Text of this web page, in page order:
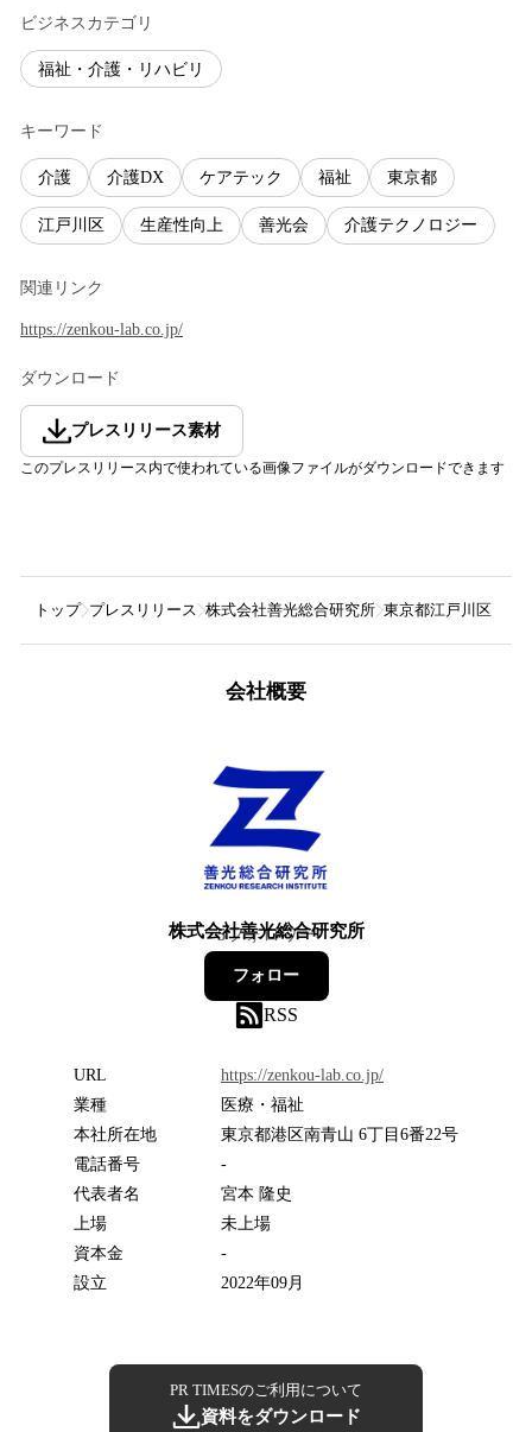
ビジネスカテゴリ
福祉・介護・リハビリ
キーワード
介護 介護DX ケアテック 福祉 東京都
江戸川区 生産性向上 善光会 介護テクノロジー
関連リンク
https://zenkou-lab.co.jp/
ダウンロード
プレスリリース素材
このプレスリリース内で使われている画像ファイルがダウンロードできます
トップ プレスリリース 株式会社善光総合研究所 東京都江戸川区「ケ
会社概要
株式会社善光総合研究所
5フォロワー
フォロー
RSS
URL
https://zenkou-lab.co.jp/
業種
医療・福祉
本社所在地
東京都港区南青山 6丁目6番22号
電話番号
-
代表者名
宮本 隆史
上場
未上場
資本金
-
設立
2022年09月
PR TIMESのご利用について
資料をダウンロード